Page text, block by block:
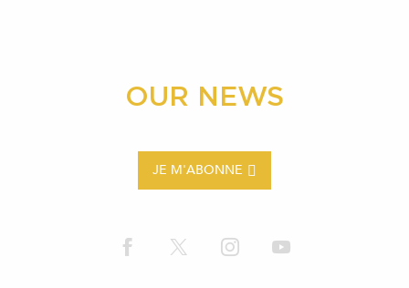
OUR NEWS
JE M'ABONNE